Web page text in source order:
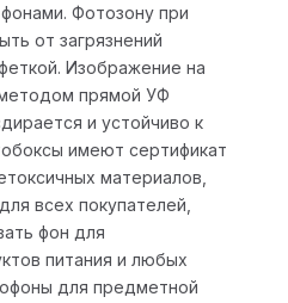
Фотозону при
от загрязнений
Изображение на
прямой УФ
и устойчиво к
имеют сертификат
материалов,
всех покупателей,
фон для
питания и любых
для предметной